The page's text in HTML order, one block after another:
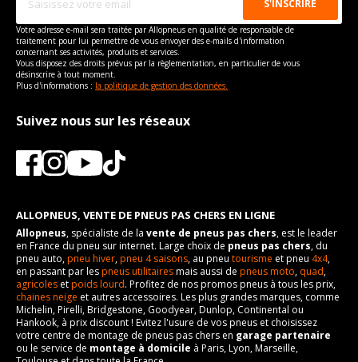
Votre adresse e-mail sera traitée par Allopneus en qualité de responsable de
traitement pour lui permettre de vous envoyer des e-mails d'information
concernant ses activités, produits et services.
Vous disposez des droits prévus par la règlementation, en particulier de vous
désinscrire à tout moment.
Plus d'informations : la politique de gestion des données.
Suivez nous sur les réseaux
ALLOPNEUS, VENTE DE PNEUS PAS CHERS EN LIGNE
Allopneus, spécialiste de la vente de pneus pas chers, est le leader
en France du pneu sur internet. Large choix de pneus pas chers, du
pneu auto,pneu hiver,pneu 4 saisons, au pneu tourisme et pneu 4x4,
en passant par lespneus utilitairesmais aussi de pneus moto, quad,
agricoles etpoids lourd. Profitez de nos promos pneus à tous les prix,
chaines neige et autres accessoires. Les plus grandes marques, comme
Michelin, Pirelli, Bridgestone, Goodyear, Dunlop, Continental ou
Hankook, à prix discount ! Evitez l'usure de vos pneus et choisissez
votre centre de montage de pneus pas chers en garage partenaire
ou le service de montage à domicile à Paris, Lyon, Marseille,